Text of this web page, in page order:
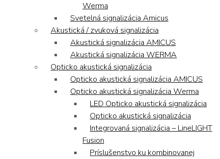
Werma
Svetelná signalizácia Amicus
Akustická / zvuková signalizácia
Akustická signalizácia AMICUS
Akustická signalizácia WERMA
Opticko akustická signalizácia
Opticko akustická signalizácia AMICUS
Opticko akustická signalizácia Werma
LED Opticko akustická signalizácia
Opticko akustická signalizácia
Integrovaná signalizácia – LineLIGHT
Fusion
Príslušenstvo ku kombinovanej